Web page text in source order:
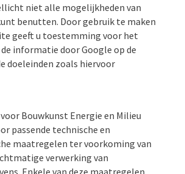
niet alle mogelijkheden van
benutten. Door gebruik te maken
geeft u toestemming voor het
informatie door Google op de
doeleinden zoals hiervoor
Bouwkunst Energie en Milieu
passende technische en
maatregelen ter voorkoming van
verwerking van
Enkele van deze maatregelen